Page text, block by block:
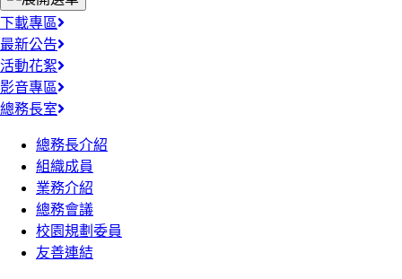
下載專區
最新公告
活動花絮
影音專區
總務長室
總務長介紹
組織成員
業務介紹
總務會議
校園規劃委員
友善連結